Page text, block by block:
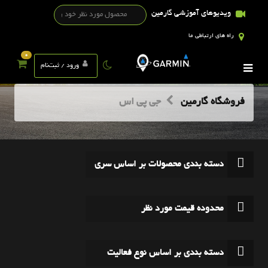
ویدیوهای آموزشی گارمین
راه های ارتباطی ما
ورود / ثبت‌نام
0
فروشگاه گارمین جی پی اس
دسته بندی محصولات بر اساس سری
محدوده قیمت مورد نظر
دسته بندی بر اساس نوع فعالیت